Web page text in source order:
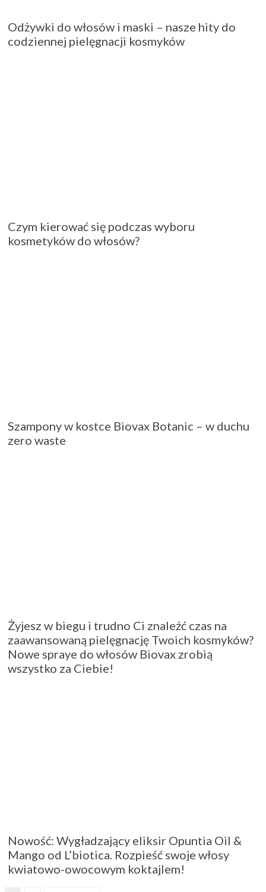
Odżywki do włosów i maski – nasze hity do
codziennej pielęgnacji kosmyków
Czym kierować się podczas wyboru
kosmetyków do włosów?
Szampony w kostce Biovax Botanic – w duchu
zero waste
Żyjesz w biegu i trudno Ci znaleźć czas na
zaawansowaną pielęgnację Twoich kosmyków?
Nowe spraye do włosów Biovax zrobią
wszystko za Ciebie!
Nowość: Wygładzający eliksir Opuntia Oil &
Mango od L’biotica. Rozpieść swoje włosy
kwiatowo-owocowym koktajlem!